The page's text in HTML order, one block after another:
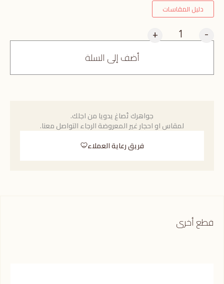
دليل المقاسات
-
+
أضف إلى السلة
جواهرك تُصاغ يدويا من اجلك.
لمقاس او احجار غير المعروضة الرجاء التواصل معنا.
فريق رعاية العملاء
قطع أخرى